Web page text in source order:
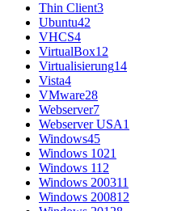
Thin Client3
Ubuntu42
VHCS4
VirtualBox12
Virtualisierung14
Vista4
VMware28
Webserver7
Webserver USA1
Windows45
Windows 1021
Windows 11 2
Windows 200311
Windows 200812